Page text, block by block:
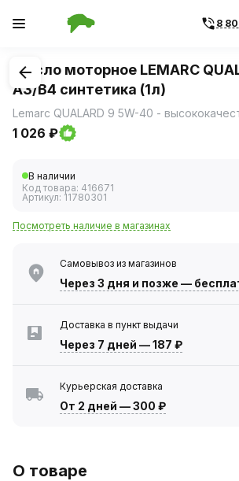
8
1/1
Масло моторное LEMARC
A3/B4 синтетика (1л)
1 026 ₽
В наличии
Код товара: 416671
Артикул: 11780301
Посмотреть наличие в магазинах
Самовывоз из магазинов
Через 3 дня и позже —
Доставка в пункт выдачи
Через 7 дней —187 ₽
Курьерская доставка
От 2 дней —300 ₽
О товаре